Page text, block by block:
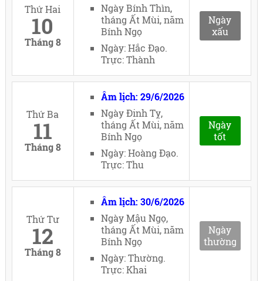
Thứ Hai
10
Tháng 8
Ngày Bính Thìn,
tháng Ất Mùi, năm
Bính Ngọ
Ngày: Hắc Đạo.
Trực: Thành
Ngày
xấu
Thứ Ba
11
Tháng 8
Âm lịch: 29/6/2026
Ngày Đinh Tỵ,
tháng Ất Mùi, năm
Bính Ngọ
Ngày: Hoàng Đạo.
Trực: Thu
Ngày
tốt
Thứ Tư
12
Tháng 8
Âm lịch: 30/6/2026
Ngày Mậu Ngọ,
tháng Ất Mùi, năm
Bính Ngọ
Ngày: Thường.
Trực: Khai
Ngày
thường